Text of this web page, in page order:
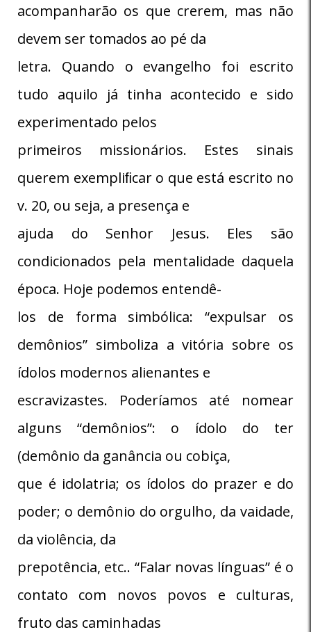
acompanharão os que crerem, mas não
devem ser tomados ao pé da
letra. Quando o evangelho foi escrito
tudo aquilo já tinha acontecido e sido
experimentado pelos
primeiros missionários. Estes sinais
querem exempliﬁcar o que está escrito no
v. 20, ou seja, a presença e
ajuda do Senhor Jesus. Eles são
condicionados pela mentalidade daquela
época. Hoje podemos entendê-
los de forma simbólica: “expulsar os
demônios” simboliza a vitória sobre os
ídolos modernos alienantes e
escravizastes. Poderíamos até nomear
alguns “demônios”: o ídolo do ter
(demônio da ganância ou cobiça,
que é idolatria; os ídolos do prazer e do
poder; o demônio do orgulho, da vaidade,
da violência, da
prepotência, etc.. “Falar novas línguas” é o
contato com novos povos e culturas,
fruto das caminhadas